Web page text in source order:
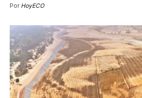
Por HoyECO